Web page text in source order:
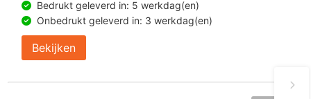
Bedrukt geleverd in: 5 werkdag(en)
Onbedrukt geleverd in: 3 werkdag(en)
Bekijken